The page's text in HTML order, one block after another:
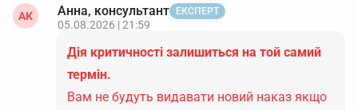
АК Анна, консультант ЕКСПЕРТ
05.08.2026 | 21:59
Дія критичності залишиться на той самий
термін.
Вам не будуть видавати новий наказ якщо